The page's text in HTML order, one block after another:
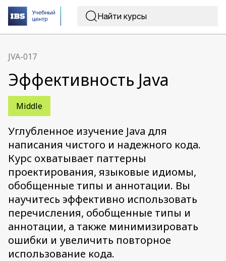
JVA-017
Эффективность Java
Middle
Углубленное изучение Java для
написания чистого и надежного кода.
Курс охватывает паттерны
проектирования, языковые идиомы,
обобщенные типы и аннотации. Вы
научитесь эффективно использовать
перечисления, обобщенные типы и
аннотации, а также минимизировать
ошибки и увеличить повторное
использование кода.